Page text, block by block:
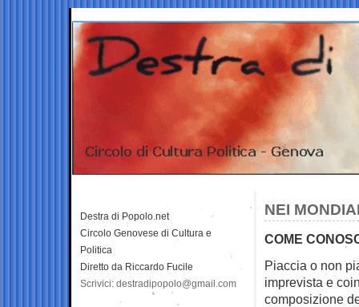
NEI
COME
Piaccia o non
imprevista e
composizione
Destra di Popolo.net
Circolo Genovese di Cultura e
Politica
Diretto da Riccardo Fucile
Scrivici: destradipopolo@gmail.com